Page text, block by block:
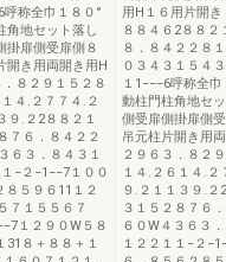
称全巾１８０°
角地セット落し
掛扉側受扉側８
開き用両開き用H
８２９１５２８
４.２７７４.２
９.２2８８２１
７６．８４２２
６３．８４３１
−２−1−−7１００
５９６11１２
７１５５６７
１２９０W５８
31８＋８８＋１
用H１６用片開
８８４６2８８
８．８４２２８
０３４３１５４
１1−−−6呼称全
動柱門柱角地セ
側受扉側掛扉側
吊元柱片開き用
２９６３．８２
１４.２６１４.
９.２１１３９.２
３１５２８７６
６０W４３６３
１２２１１−２